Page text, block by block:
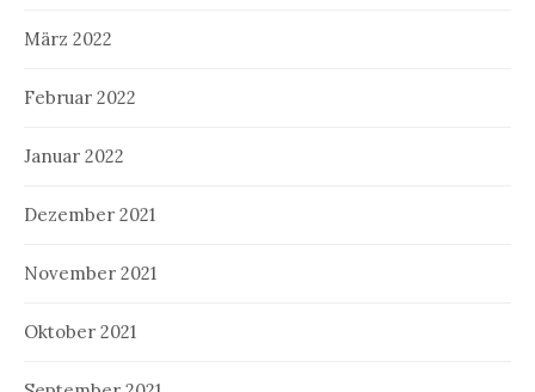
März 2022
Februar 2022
Januar 2022
Dezember 2021
November 2021
Oktober 2021